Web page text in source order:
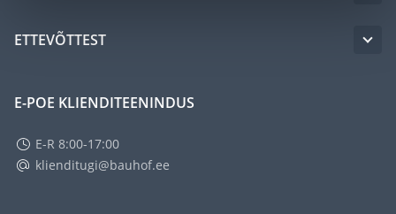
ETTEVÕTTEST
E-POE KLIENDITEENINDUS
E-R 8:00-17:00
klienditugi@bauhof.ee